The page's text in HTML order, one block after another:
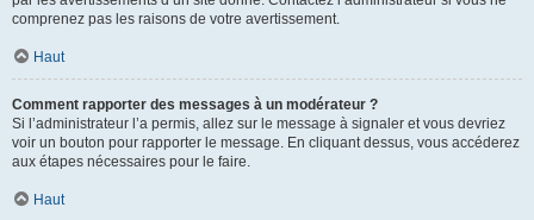
comprenez pas les raisons de votre avertissement.
Haut
Comment rapporter des messages à un modérateur ?
Si l’administrateur l’a permis, allez sur le message à signaler et vous devriez
voir un bouton pour rapporter le message. En cliquant dessus, vous accéderez
aux étapes nécessaires pour le faire.
Haut